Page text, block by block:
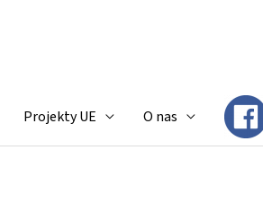
Projekty UE O nas